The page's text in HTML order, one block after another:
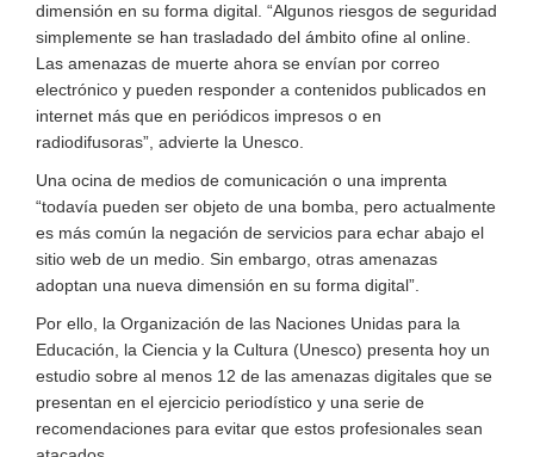
dimensión en su forma digital. “Algunos riesgos de seguridad
simplemente se han trasladado del ámbito ofine al online.
Las amenazas de muerte ahora se envían por correo
electrónico y pueden responder a contenidos publicados en
internet más que en periódicos impresos o en
radiodifusoras”, advierte la Unesco.
Una ocina de medios de comunicación o una imprenta
“todavía pueden ser objeto de una bomba, pero actualmente
es más común la negación de servicios para echar abajo el
sitio web de un medio. Sin embargo, otras amenazas
adoptan una nueva dimensión en su forma digital”.
Por ello, la Organización de las Naciones Unidas para la
Educación, la Ciencia y la Cultura (Unesco) presenta hoy un
estudio sobre al menos 12 de las amenazas digitales que se
presentan en el ejercicio periodístico y una serie de
recomendaciones para evitar que estos profesionales sean